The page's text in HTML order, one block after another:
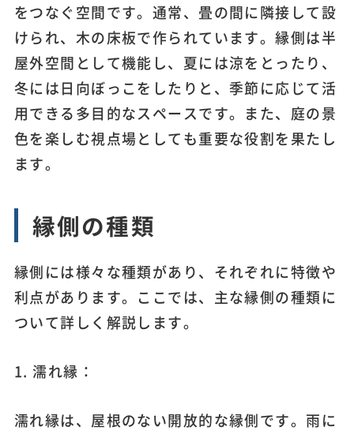
をつなぐ空間です。通常、畳の間に隣接して設
けられ、木の床板で作られています。縁側は半
屋外空間として機能し、夏には涼をとったり、
冬には日向ぼっこをしたりと、季節に応じて活
用できる多目的なスペースです。また、庭の景
色を楽しむ視点場としても重要な役割を果たし
ます。
縁側の種類
縁側には様々な種類があり、それぞれに特徴や
利点があります。ここでは、主な縁側の種類に
ついて詳しく解説します。
1. 濡れ縁：
濡れ縁は、屋根のない開放的な縁側です。雨に